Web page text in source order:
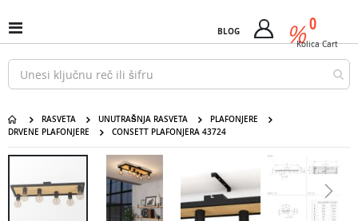
na
sadržaj
Uključi
/
isključi
Nav
BLOG %
Cart 0
Kolica Cart
RASVETA UNUTRAŠNJA RASVETA
PLAFONJERE
DRVENE PLAFONJERE
CONSETT PLAFONJERA 43724
galerije
slika
CONSETT Plafonjera 43724